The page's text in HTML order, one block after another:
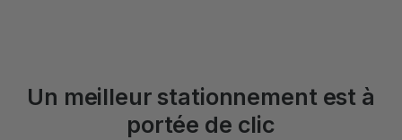
Un meilleur stationnement est à
portée de clic